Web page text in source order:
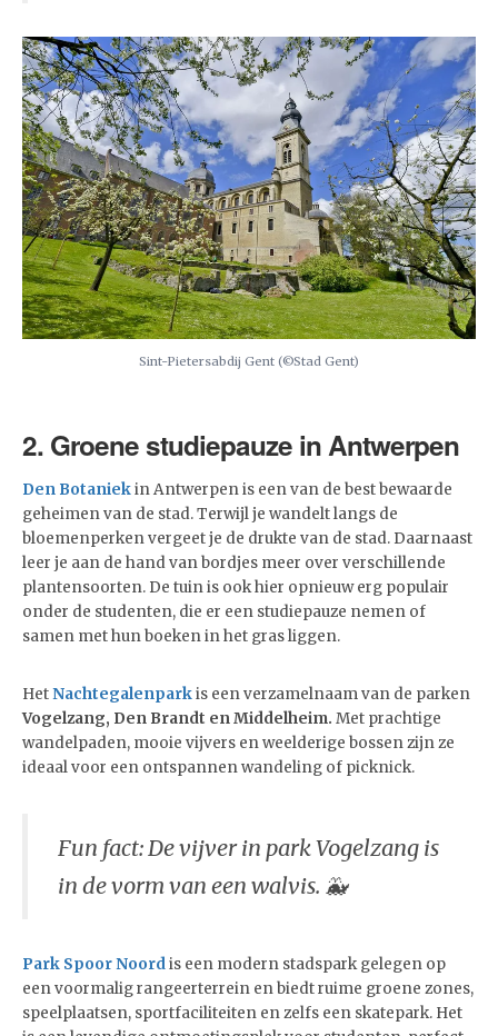
Sint-Pietersabdij Gent (©Stad Gent)
2. Groene studiepauze in Antwerpen
Den Botaniekin Antwerpen is een van de best bewaarde
geheimen van de stad. Terwijl je wandelt langs de
bloemenperken vergeet je de drukte van de stad. Daarnaast
leer je aan de hand van bordjes meer over verschillende
plantensoorten. De tuin is ook hier opnieuw erg populair
onder de studenten, die er een studiepauze nemen of
samen met hun boeken in het gras liggen.
HetNachtegalenparkis een verzamelnaam van de parken
Vogelzang, Den Brandt en Middelheim. Met prachtige
wandelpaden, mooie vijvers en weelderige bossen zijn ze
ideaal voor een ontspannen wandeling of picknick.
Fun fact: De vijver in park Vogelzang is
in de vorm van een walvis. 🐳
Park Spoor Noordis een modern stadspark gelegen op
een voormalig rangeerterrein en biedt ruime groene zones,
speelplaatsen, sportfaciliteiten en zelfs een skatepark. Het